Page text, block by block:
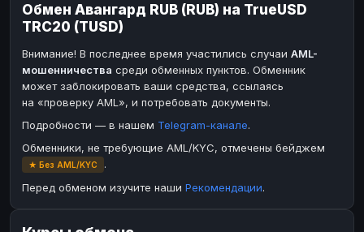
BinanceCoin BEP20
Ether Classic
SOL
Ripple XRP
BinanceCoin
Ripple
Paxum USD
Perfect Money
Payoneer USD
Paxum
Payoneer
Обмен Авангард RUB (RUB) на TrueUSD
TRC20 (TUSD)
Внимание! В последнее время участились случаи AML-
мошенничества среди обменных пунктов. Обменник
может заблокировать ваши средства, ссылаясь
на «проверку AML», и потребовать документы.
Подробности — в нашем Telegram-канале.
Обменники, не требующие AML/KYC, отмечены бейджем
★ Без AML/KYC
.
Перед обменом изучите наши Рекомендации.